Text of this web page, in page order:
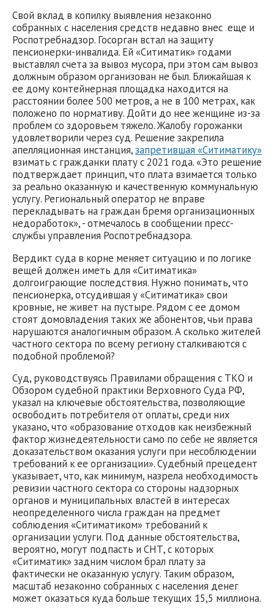
Свой вклад в копилку выявления незаконно
собранных с населения средств недавно внес еще и
Роспотребнадзор. Госорган встал на защиту
пенсионерки-инвалида. Ей «Ситиматик» годами
выставлял счета за вывоз мусора, при этом сам вывоз
должным образом организован не был. Ближайшая к
ее дому контейнерная площадка находится на
расстоянии более 500 метров, а не в 100 метрах, как
положено по нормативу. Дойти до нее женщине из-за
проблем со здоровьем тяжело. Жалобу горожанки
удовлетворили через суд. Решение закрепила
апелляционная инстанция,запретившая «Ситиматику»
взимать с гражданки плату с 2021 года. «Это решение
подтверждает принцип, что плата взимается только
за реально оказанную и качественную коммунальную
услугу. Региональный оператор не вправе
перекладывать на граждан бремя организационных
недоработок», - отмечалось в сообщении пресс-
службы управления Роспотребнадзора.
Вердикт суда в корне меняет ситуацию и по логике
вещей должен иметь для «Ситиматика»
долгоиграющие последствия. Нужно понимать, что
пенсионерка, отсудившая у «Ситиматика» свои
кровные, не живет на пустыре. Рядом с ее домом
стоят домовладения таких же абонентов, чьи права
нарушаются аналогичным образом. А сколько жителей
частного сектора по всему региону сталкиваются с
подобной проблемой?
Суд, руководствуясь Правилами обращения с ТКО и
Обзором судебной практики Верховного Суда РФ,
указал на ключевые обстоятельства, позволяющие
освободить потребителя от оплаты, среди них
указано, что «образование отходов как неизбежный
фактор жизнедеятельности само по себе не является
доказательством оказания услуги при несоблюдении
требований к ее организации». Судебный прецедент
указывает, что, как минимум, назрела необходимость
ревизии частного сектора со стороны надзорных
органов и муниципальных властей в интересах
неопределенного числа граждан на предмет
соблюдения «Ситиматиком» требований к
организации услуги. Под данные обстоятельства,
вероятно, могут подпасть и СНТ, с которых
«Ситиматик» задним числом брал плату за
фактически не оказанную услугу. Таким образом,
масштаб незаконно собранных с населения денег
может оказаться куда больше текущих 15,5 миллиона.